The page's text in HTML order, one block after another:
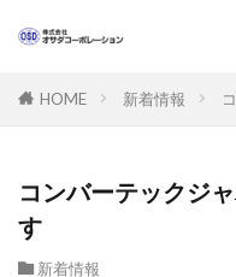
HOME 新着情報
コンバーテックジ
す
新着情報